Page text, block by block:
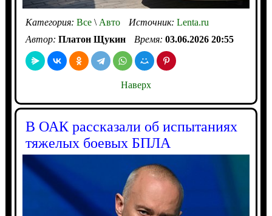
Категория: Все\Авто Источник: Lenta.ru
Автор: Платон Щукин Время: 03.06.2026 20:55
Наверх
В ОАК рассказали об испытаниях
тяжелых боевых БПЛА